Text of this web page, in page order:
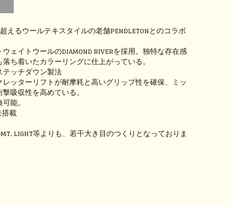
えるウールテキスタイルの老舗PENDLETONとのコラボ
ェイトウールのDIAMOND RIVERを採用。独特な存在感
落ち着いたカラーリングに仕上がっている。
テッチダウン製法
レッターリフトが耐摩耗と高いグリップ性を確保、ミッ
撃吸収性を高めている。
能。
搭載
LIGHT等よりも、若干大き目のつくりとなっておりま